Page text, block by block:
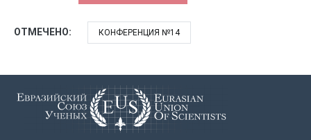
ОТМЕЧЕНО: КОНФЕРЕНЦИЯ №14